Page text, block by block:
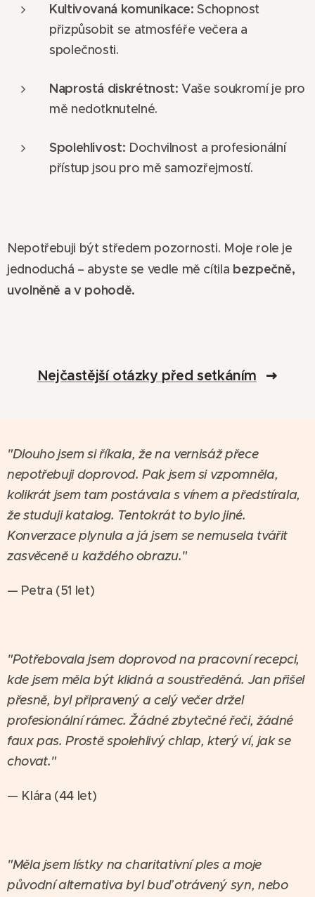
Kultivovaná komunikace: Schopnost
přizpůsobit se atmosféře večera a
společnosti.
Naprostá diskrétnost: Vaše soukromí je pro
mě nedotknutelné.
Spolehlivost: Dochvilnost a profesionální
přístup jsou pro mě samozřejmostí.
Nepotřebuji být středem pozornosti. Moje role je
jednoduchá – abyste se vedle mě cítila bezpečně,
uvolněně a v pohodě.
Nejčastější otázky před setkáním
"Dlouho jsem si říkala, že na vernisáž přece
nepotřebuji doprovod. Pak jsem si vzpomněla,
kolikrát jsem tam postávala s vínem a předstírala,
že studuji katalog. Tentokrát to bylo jiné.
Konverzace plynula a já jsem se nemusela tvářit
zasvěceně u každého obrazu."
— Petra (51 let)
"Potřebovala jsem doprovod na pracovní recepci,
kde jsem měla být klidná a soustředěná. Jan přišel
přesně, byl připravený a celý večer držel
profesionální rámec. Žádné zbytečné řeči, žádné
faux pas. Prostě spolehlivý chlap, který ví, jak se
chovat."
— Klára (44 let)
"Měla jsem lístky na charitativní ples a moje
původní alternativa byl buď otrávený syn, nebo